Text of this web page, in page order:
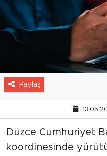
Paylaş
Düzce Cumhuriyet
koordinesinde